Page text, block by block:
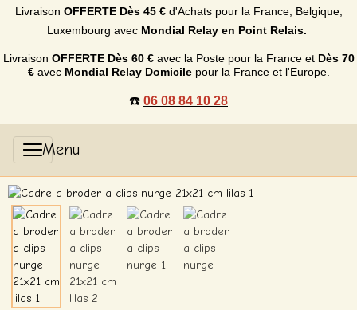
Livraison OFFERTE Dès 45 €d'Achats pour la France, Belgique,
Luxembourg avec Mondial Relay en Point Relais.
Livraison OFFERTE Dès 60 €avec la Poste pour la France et Dès 70
€avec Mondial Relay Domicilepour la France et l'Europe.
☎️ 06 08 84 10 28